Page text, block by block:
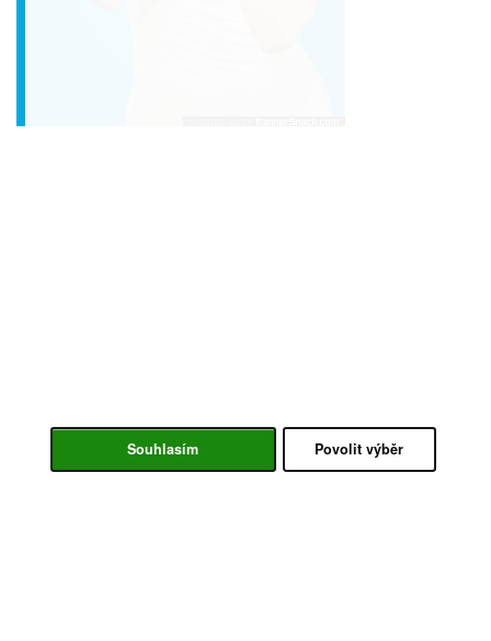
Souhlasím Povolit výběr